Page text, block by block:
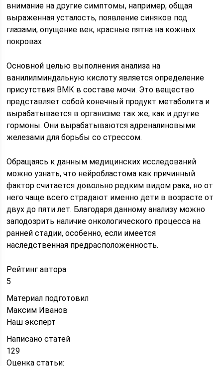
внимание на другие симптомы, например, общая
выраженная усталость, появление синяков под
глазами, опущение век, красные пятна на кожных
покровах
Основной целью выполнения анализа на
ванилилминдальную кислоту является определение
присутствия ВМК в составе мочи. Это вещество
представляет собой конечный продукт метаболита и
вырабатывается в организме так же, как и другие
гормоны. Они вырабатываются адреналиновыми
железами для борьбы со стрессом.
Обращаясь к данным медицинских исследований
можно узнать, что нейробластома как причинный
фактор считается довольно редким видом рака, но от
него чаще всего страдают именно дети в возрасте от
двух до пяти лет. Благодаря данному анализу можно
заподозрить наличие онкологического процесса на
ранней стадии, особенно, если имеется
наследственная предрасположенность.
Рейтинг автора
5
Материал подготовил
Максим Иванов
Наш эксперт
Написано статей
129
Оценка статьи: